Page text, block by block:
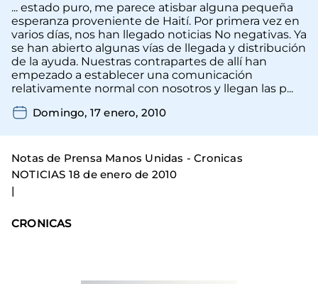
... estado puro, me parece atisbar alguna pequeña
esperanza proveniente de Haití. Por primera vez en
varios días, nos han llegado noticias No negativas. Ya
se han abierto algunas vías de llegada y distribución
de la ayuda. Nuestras contrapartes de allí han
empezado a establecer una comunicación
relativamente normal con nosotros y llegan las p...
Domingo, 17 enero, 2010
Notas de Prensa Manos Unidas - Cronicas
NOTICIAS 18 de enero de 2010
|
CRONICAS